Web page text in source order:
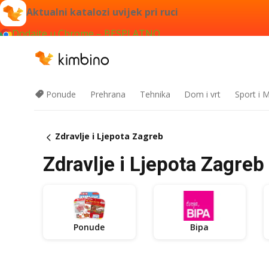
Aktualni katalozi uvijek pri ruci
Dodajte u Chrome – BESPLATNO
Ponude Prehrana Tehnika Dom i vrt Sport i
Zdravlje i Ljepota Zagreb
Zdravlje i Ljepota
Ponude Bipa